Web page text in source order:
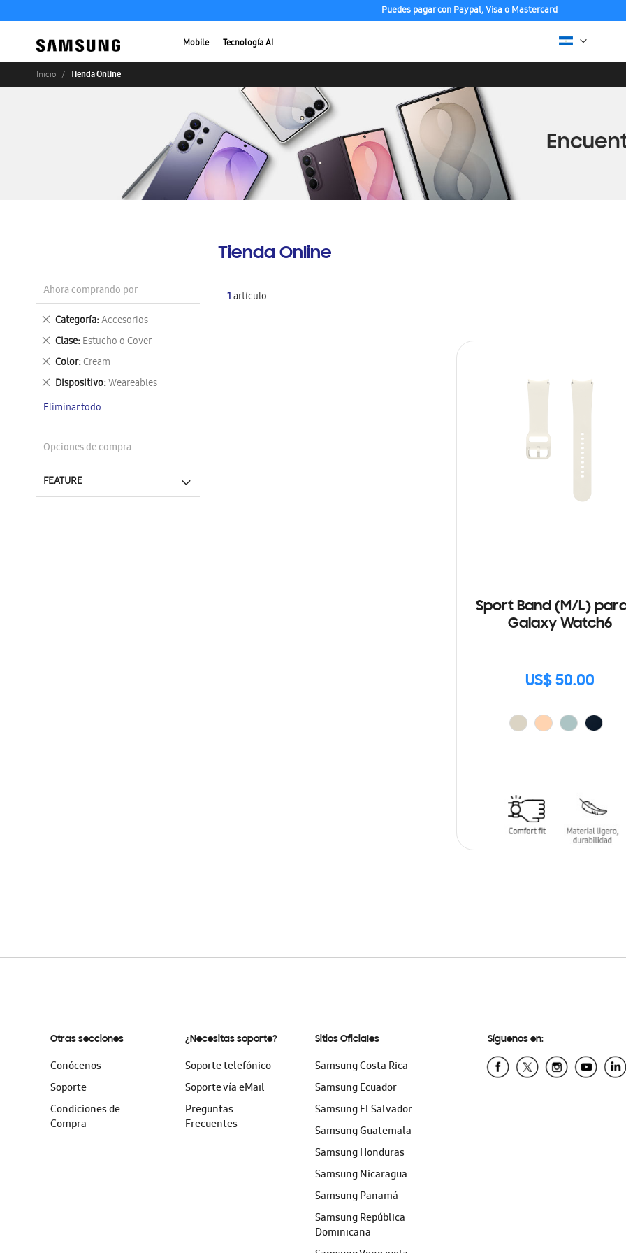
Puedes pagar con Paypal, Visa o Mastercard
Mobile Tecnología AI
Inicio Tienda Online
Tienda Online
1artículo
Sport Band (M/L)
Galaxy Watch6
US$ 50.00
Ahora comprando por
Categoría Accesorios
Eliminar
este
artículo
Clase Estucho o Cover
Eliminar
este
artículo
Color Cream
Eliminar
este
artículo
Dispositivo Weareables
Eliminar
artículo
Eliminar todo
Opciones de compra
FEATURE
Otras secciones
Conócenos
Soporte
Condiciones de
Compra
¿Necesitas soporte?
Soporte telefónico
Soporte vía eMail
Preguntas
Frecuentes
Sitios Oficiales
Samsung Costa Rica
Samsung Ecuador
Samsung El Salvador
Samsung Guatemala
Samsung Honduras
Samsung Nicaragua
Samsung Panamá
Samsung República
Dominicana
Síguenos en: